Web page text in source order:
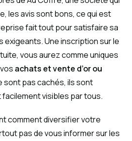
les avis sont bons, ce qui est
fait tout pour satisfaire sa
exigeants. Une inscription sur le
vous aurez comme uniques
achats et vente d’or ou
sont pas cachés, ils sont
visibles par tous.
comment diversifier votre
pas de vous informer sur les